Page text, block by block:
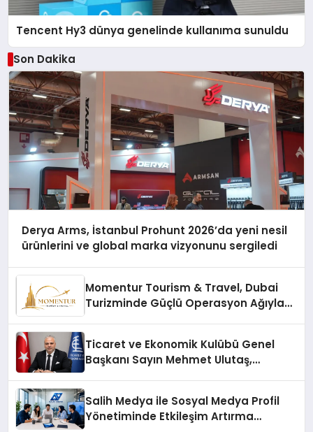
Tencent Hy3 dünya genelinde kullanıma sunuldu
Son Dakika
Derya Arms, İstanbul Prohunt 2026’da yeni nesil
ürünlerini ve global marka vizyonunu sergiledi
Momentur Tourism & Travel, Dubai
Turizminde Güçlü Operasyon Ağıyla
Ticaret ve Ekonomik Kulübü Genel
Başkanı Sayın Mehmet Ulutaş,
Salih Medya ile Sosyal Medya Profil
Yönetiminde Etkileşim Artırma